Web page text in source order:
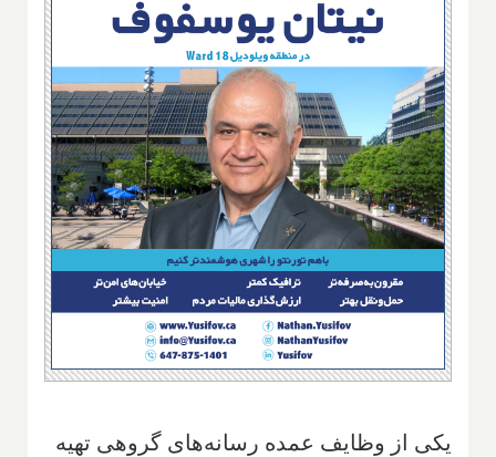
یکی از وظایف عمده رسانه‌های گروهی تهیه